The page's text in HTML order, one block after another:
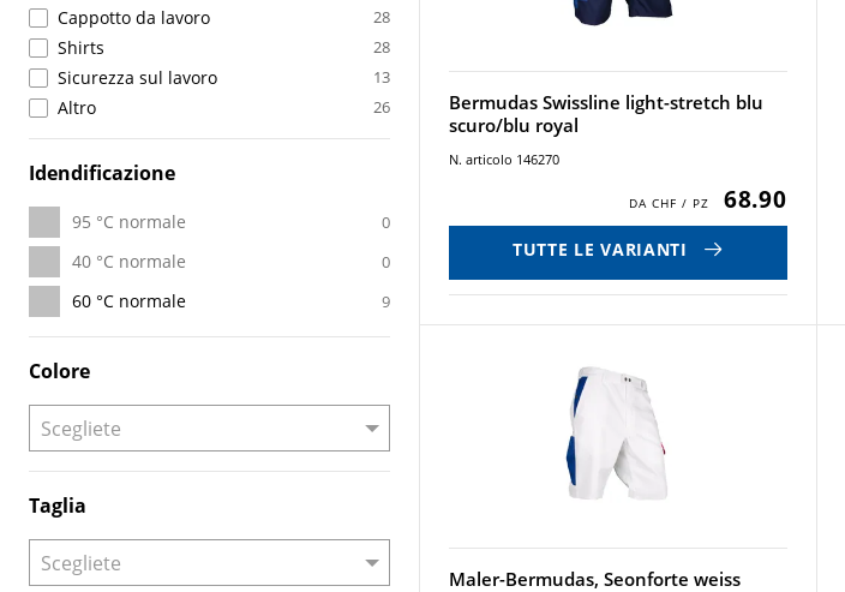
Cappotto da lavoro 28
Shirts 28
Sicurezza sul lavoro 13
Altro 26
Idendificazione
95 °C normale 0
40 °C normale 0
60 °C normale 9
Colore
Taglia
Bermudas Swissline light-stretch blu
scuro/blu royal
N. articolo 146270
68.90
TUTTE LE VARIANTI
Maler-Bermudas, Seonforte weiss